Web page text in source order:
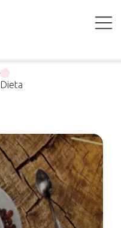
Dieta